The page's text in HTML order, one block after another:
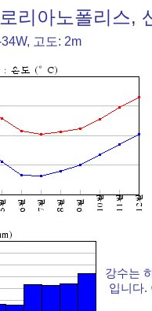
리아노폴리스,
고도: 2m
강수는
입니다.